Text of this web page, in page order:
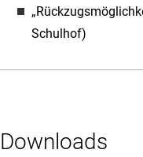
Schulhof)
Downloads